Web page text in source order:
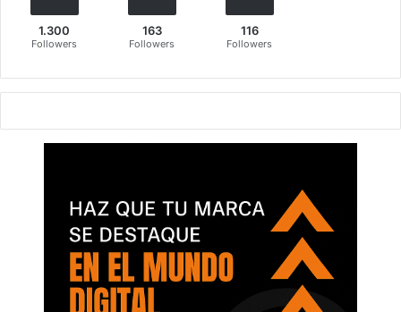
1.300
Followers
163
Followers
116
Followers